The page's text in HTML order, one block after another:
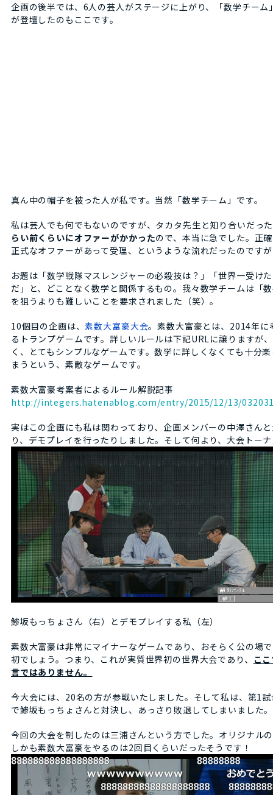
企画の後半では、6人の芸人がステージに上がり、「数学チー
が登壇したのもここです。
真ん中の帽子を被った人が私です。当然「数学チーム」です。
私は芸人でも何でもないのですが、タカタ先生と知り合いだっ
らい前くらいにオファーがかかったので、本当に急でした。正
正式なオファーがあって受理、というような流れだったのです
お題は「数学戦隊マスレンジャーの必殺技は？」「世界一受け
だ」と、どことなく数学と関係するもの。我々数学チームは「
を狙うよりも難しいことを要求されました（笑）。
10個目の企画は、素数大富豪大会。素数大富豪とは、2014年に
るトランプゲームです。詳しいルールは下記URLに譲りますが
く、とてもシンプルなゲームです。数学に詳しくなくても十分
まうという、素敵なゲームです。
素数大富豪考案者によるルール解説記事
http://integers.hatenablog.com/entry/2015/12/13/
実はこの企画にも私は関わっており、企画メンバーの中澤さん
り、デモプレイを行ったりしました。そして何より、大会トー
鯵坂もっちょさん（右）とデモプレイする私（左）
素数大富豪は非常にマイナーなゲームであり、おそらく公の場
初でしょう。つまり、これが実質世界初の世界大会であり、 こ
言ではありません。
今大会には、20名の方が参戦いたしました。そして私は、第1
で鯵坂もっちょさんと対決し、あっさり敗退してしまいました
今回の大会を制したのは三浦さんという方でした。オリジナル
しかも素数大富豪をやるのは2回目くらいだったそうです！